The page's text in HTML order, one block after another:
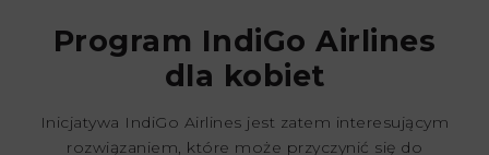
Program IndiGo Airlines
dla kobiet
Inicjatywa IndiGo Airlines jest zatem interesującym
rozwiązaniem, które może przyczynić się do